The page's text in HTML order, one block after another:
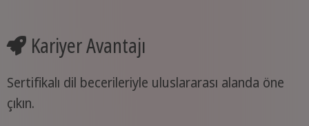
Kariyer Avantajı
Sertifikalı dil becerileriyle uluslararası alanda öne
çıkın.